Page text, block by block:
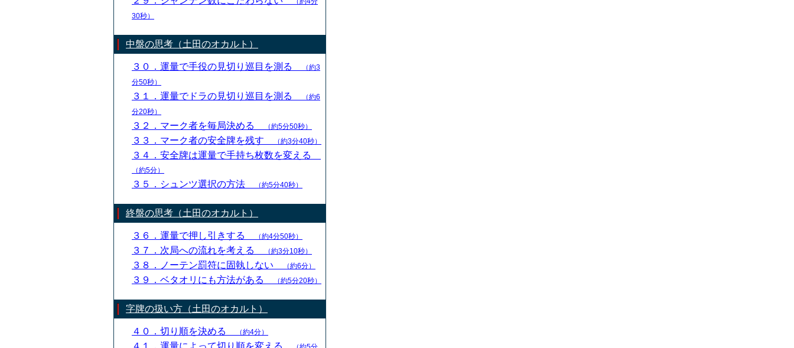
30秒）
中盤の思考（土田のオカルト）
３０．運量で手役の見切り巡目を測る
（約3
分50秒）
３１．運量でドラの見切り巡目を測る
（約6
分20秒）
３２．マーク者を毎局決める （約5分50秒）
３３．マーク者の安全牌を残す （約3分40秒）
３４．安全牌は運量で手持ち枚数を変える
（約5分）
３５．シュンツ選択の方法 （約5分40秒）
終盤の思考（土田のオカルト）
３６．運量で押し引きする （約4分50秒）
３７．次局への流れを考える （約3分10秒）
３８．ノーテン罰符に固執しない （約6分）
３９．ベタオリにも方法がある （約5分20秒）
字牌の扱い方（土田のオカルト）
４０．切り順を決める （約4分）